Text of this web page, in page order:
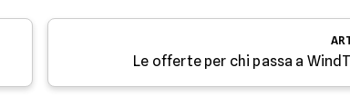
Le offerte per chi passa a